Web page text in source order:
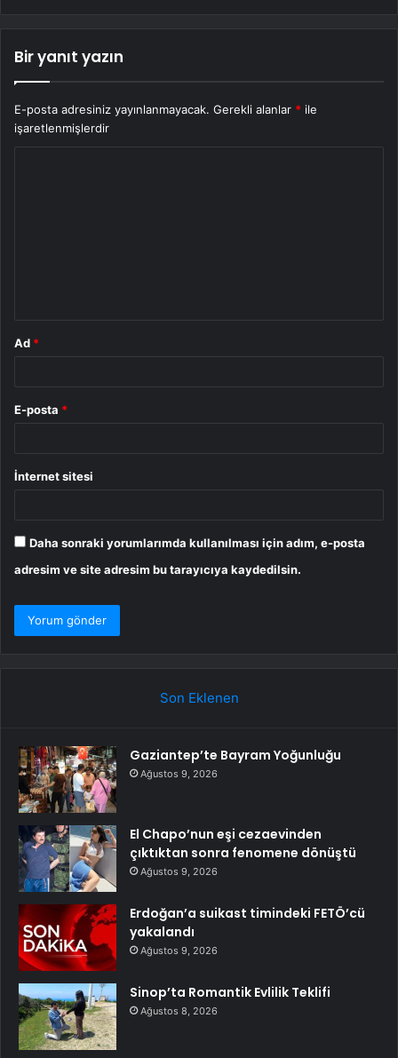
Bir yanıt yazın
E-posta adresiniz yayınlanmayacak. Gerekli alanlar * ile
işaretlenmişlerdir
Ad *
E-posta *
İnternet sitesi
Daha sonraki yorumlarımda kullanılması için adım, e-posta
adresim ve site adresim bu tarayıcıya kaydedilsin.
Son Eklenen
Gaziantep’te Bayram Yoğunluğu
Ağustos 9, 2026
El Chapo’nun eşi cezaevinden
çıktıktan sonra fenomene dönüştü
Ağustos 9, 2026
Erdoğan’a suikast timindeki FETÖ’cü
yakalandı
Ağustos 9, 2026
Sinop’ta Romantik Evlilik Teklifi
Ağustos 8, 2026